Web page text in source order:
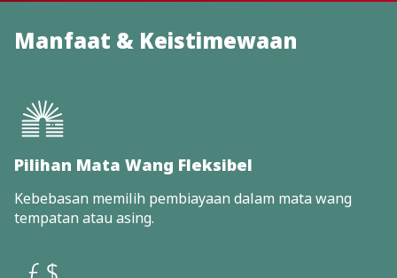
Manfaat & Keistimewaan
Pilihan Mata Wang Fleksibel
Kebebasan memilih pembiayaan dalam mata wang
tempatan atau asing.